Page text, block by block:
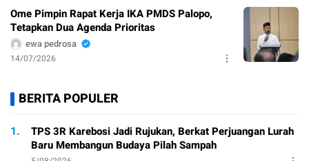
Ome Pimpin Rapat Kerja IKA PMDS Palopo,
Tetapkan Dua Agenda Prioritas
ewa pedrosa
14/07/2026
BERITA POPULER
1.
TPS 3R Karebosi Jadi Rujukan, Berkat Perjuangan Lurah
Baru Membangun Budaya Pilah Sampah